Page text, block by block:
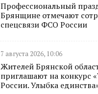
Профессиональный
Брянщине отмечают
спецсвязи ФСО России
7 августа 2026, 10:06
Жителей Брянской
приглашают на конкурс
России. Улыбка